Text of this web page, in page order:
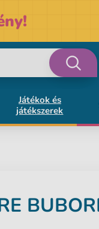
Játékok és
játékszerek